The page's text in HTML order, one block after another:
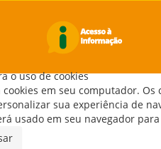
o uso de cookies
cookies em seu computador.
sua experiência de
usado em seu navegador